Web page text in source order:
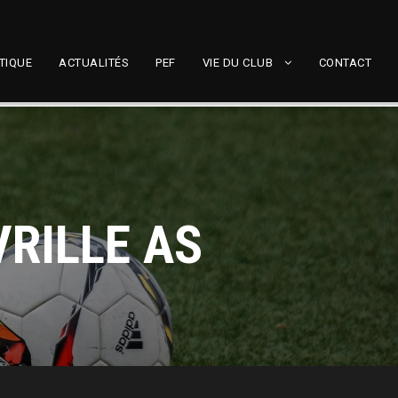
ACTUALITÉS PEF VIE DU CLUB CONTACT
AS